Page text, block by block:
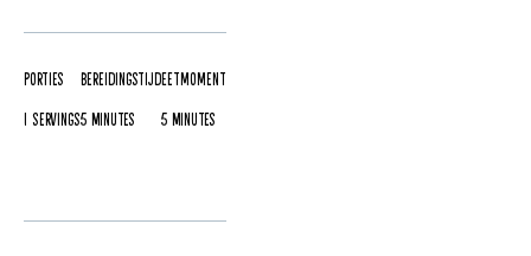
Porties
1 servings
Bereidingstijd
5 Minutes
Eetmoment
5 Minutes